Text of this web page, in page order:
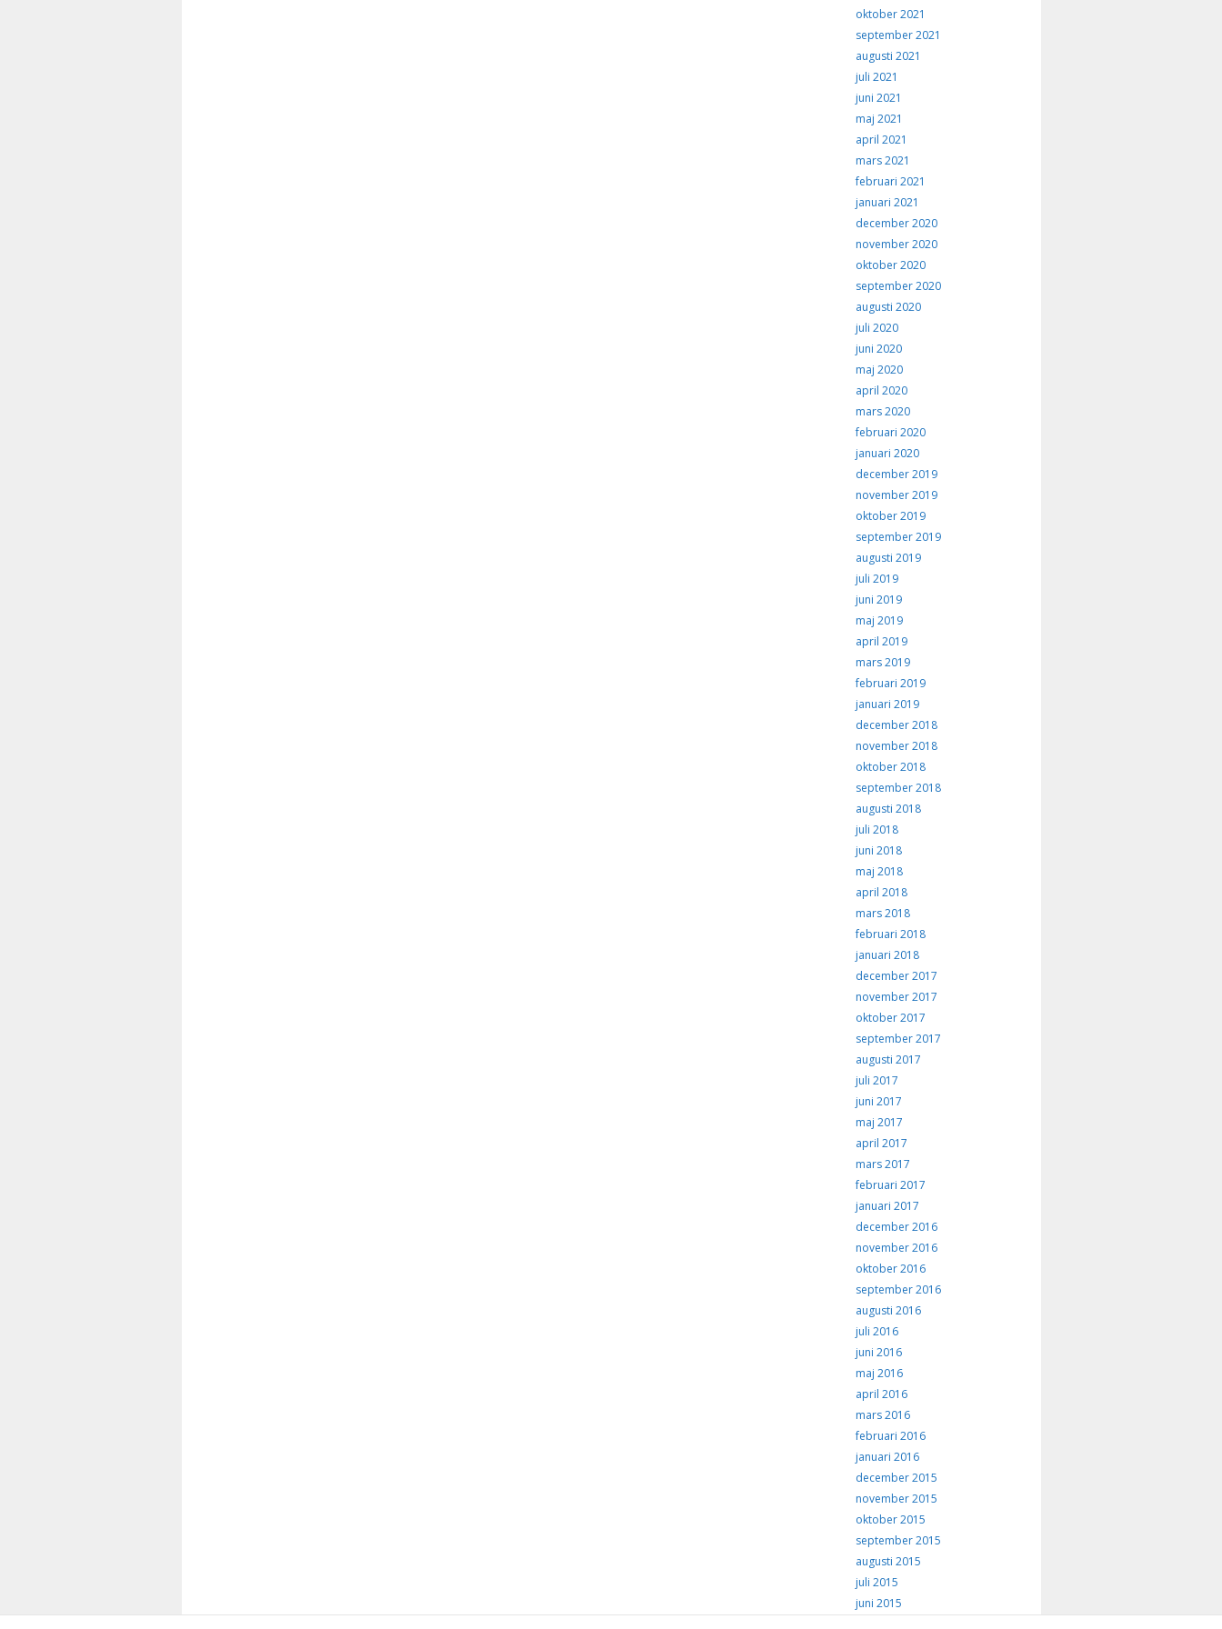
oktober 2021
september 2021
augusti 2021
juli 2021
juni 2021
maj 2021
april 2021
mars 2021
februari 2021
januari 2021
december 2020
november 2020
oktober 2020
september 2020
augusti 2020
juli 2020
juni 2020
maj 2020
april 2020
mars 2020
februari 2020
januari 2020
december 2019
november 2019
oktober 2019
september 2019
augusti 2019
juli 2019
juni 2019
maj 2019
april 2019
mars 2019
februari 2019
januari 2019
december 2018
november 2018
oktober 2018
september 2018
augusti 2018
juli 2018
juni 2018
maj 2018
april 2018
mars 2018
februari 2018
januari 2018
december 2017
november 2017
oktober 2017
september 2017
augusti 2017
juli 2017
juni 2017
maj 2017
april 2017
mars 2017
februari 2017
januari 2017
december 2016
november 2016
oktober 2016
september 2016
augusti 2016
juli 2016
juni 2016
maj 2016
april 2016
mars 2016
februari 2016
januari 2016
december 2015
november 2015
oktober 2015
september 2015
augusti 2015
juli 2015
juni 2015